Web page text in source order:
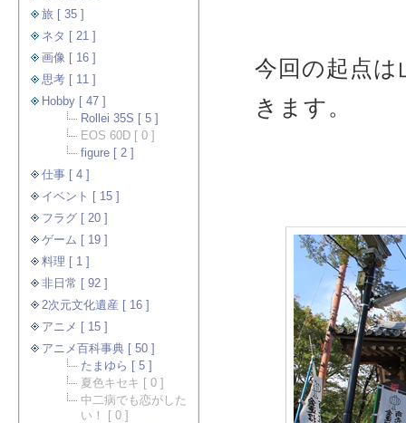
今回の起点は
きます。
旅 [ 35 ]
ネタ [ 21 ]
画像 [ 16 ]
思考 [ 11 ]
Hobby [ 47 ]
Rollei 35S [ 5 ]
EOS 60D [ 0 ]
figure [ 2 ]
仕事 [ 4 ]
イベント [ 15 ]
フラグ [ 20 ]
ゲーム [ 19 ]
料理 [ 1 ]
非日常 [ 92 ]
2次元文化遺産 [ 16 ]
アニメ [ 15 ]
アニメ百科事典 [ 50 ]
たまゆら [ 5 ]
夏色キセキ [ 0 ]
中二病でも恋がした
い！ [ 0 ]